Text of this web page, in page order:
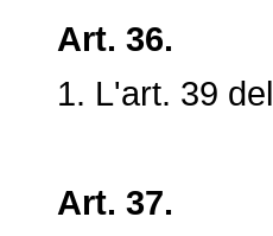
Art. 36.
1. L'art. 39 del
Art. 37.